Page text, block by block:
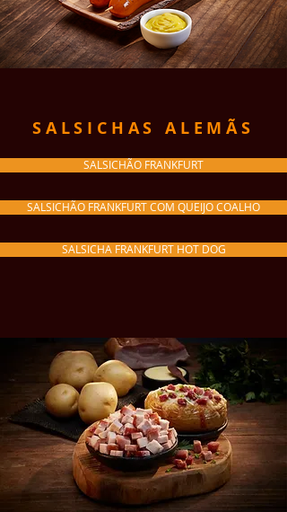
SALSICHAS ALEMÃS
SALSICHÃO FRANKFURT
SALSICHÃO FRANKFURT COM QUEIJO COALHO
SALSICHA FRANKFURT HOT DOG